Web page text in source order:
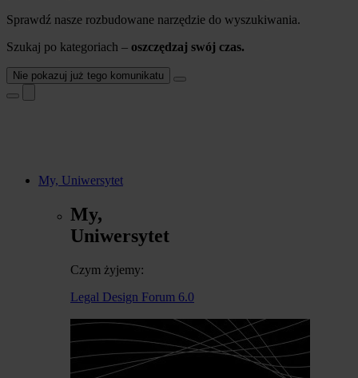
Sprawdź nasze rozbudowane narzędzie do wyszukiwania.
Szukaj po kategoriach – oszczędzaj swój czas.
Nie pokazuj już tego komunikatu
My, Uniwersytet
My,
Uniwersytet
Czym żyjemy:
Legal Design Forum 6.0